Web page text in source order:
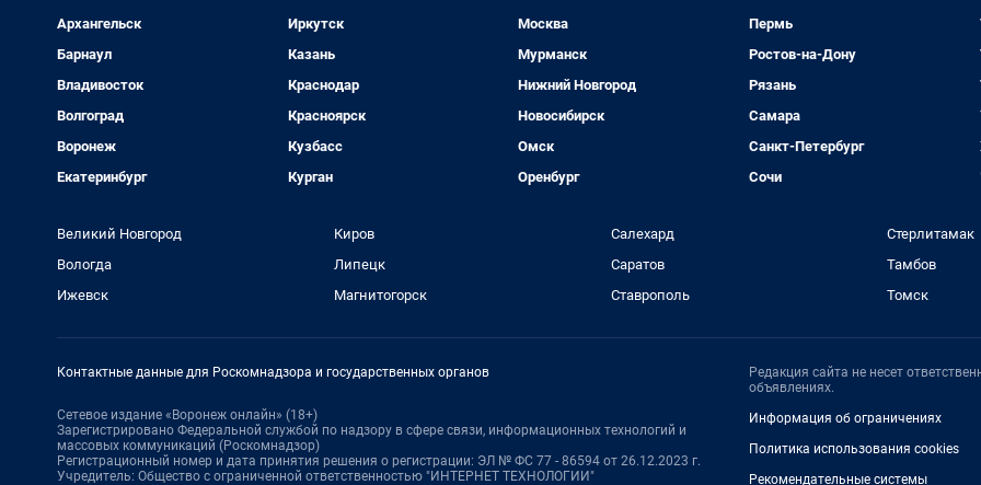
Архангельск
Барнаул
Владивосток
Волгоград
Воронеж
Екатеринбург
Иркутск
Казань
Краснодар
Красноярск
Кузбасс
Курган
Москва
Мурманск
Нижний Новгород
Новосибирск
Омск
Оренбург
Пермь
Ростов-на-Дону
Рязань
Самара
Санкт-Петербург
Сочи
Великий Новгород
Вологда
Ижевск
Киров
Липецк
Магнитогорск
Салехард
Саратов
Ставрополь
Стерлитамак
Тамбов
Томск
Контактные данные для Роскомнадзора и государственных органов
Сетевое издание «Воронеж онлайн» (18+)
Зарегистрировано Федеральной службой по надзору в сфере связи, информационных технологий и
массовых коммуникаций (Роскомнадзор)
Регистрационный номер и дата принятия решения о регистрации: ЭЛ № ФС 77 - 86594 от 26.12.2023 г.
Учредитель: Общество с ограниченной ответственностью "ИНТЕРНЕТ ТЕХНОЛОГИИ"
Редакция сайта не несет
объявлениях.
Информация об ограничениях
Политика использования cookies
Рекомендательные системы